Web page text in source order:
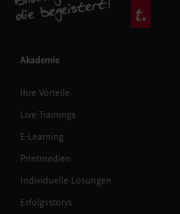
Akademie
Ihre Vorteile
Live-Trainings
E-Learning
Printmedien
Individuelle Lösungen
Erfolgsstorys